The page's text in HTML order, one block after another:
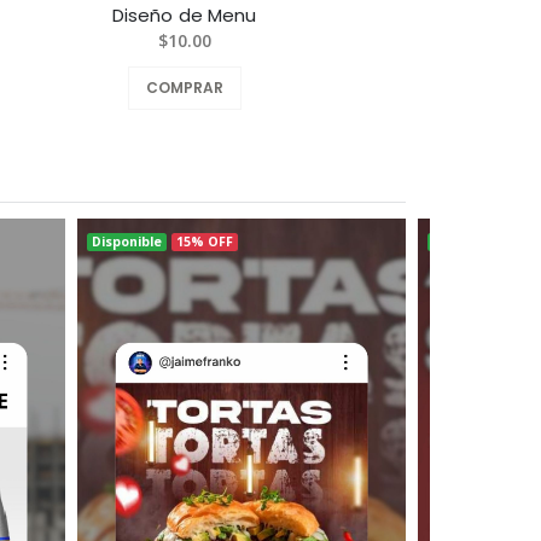
Diseño de Menu
$10.00
COMPRAR
Disponible 15% OFF